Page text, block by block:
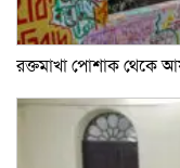
রক্তমাখা পোশাক থেকে